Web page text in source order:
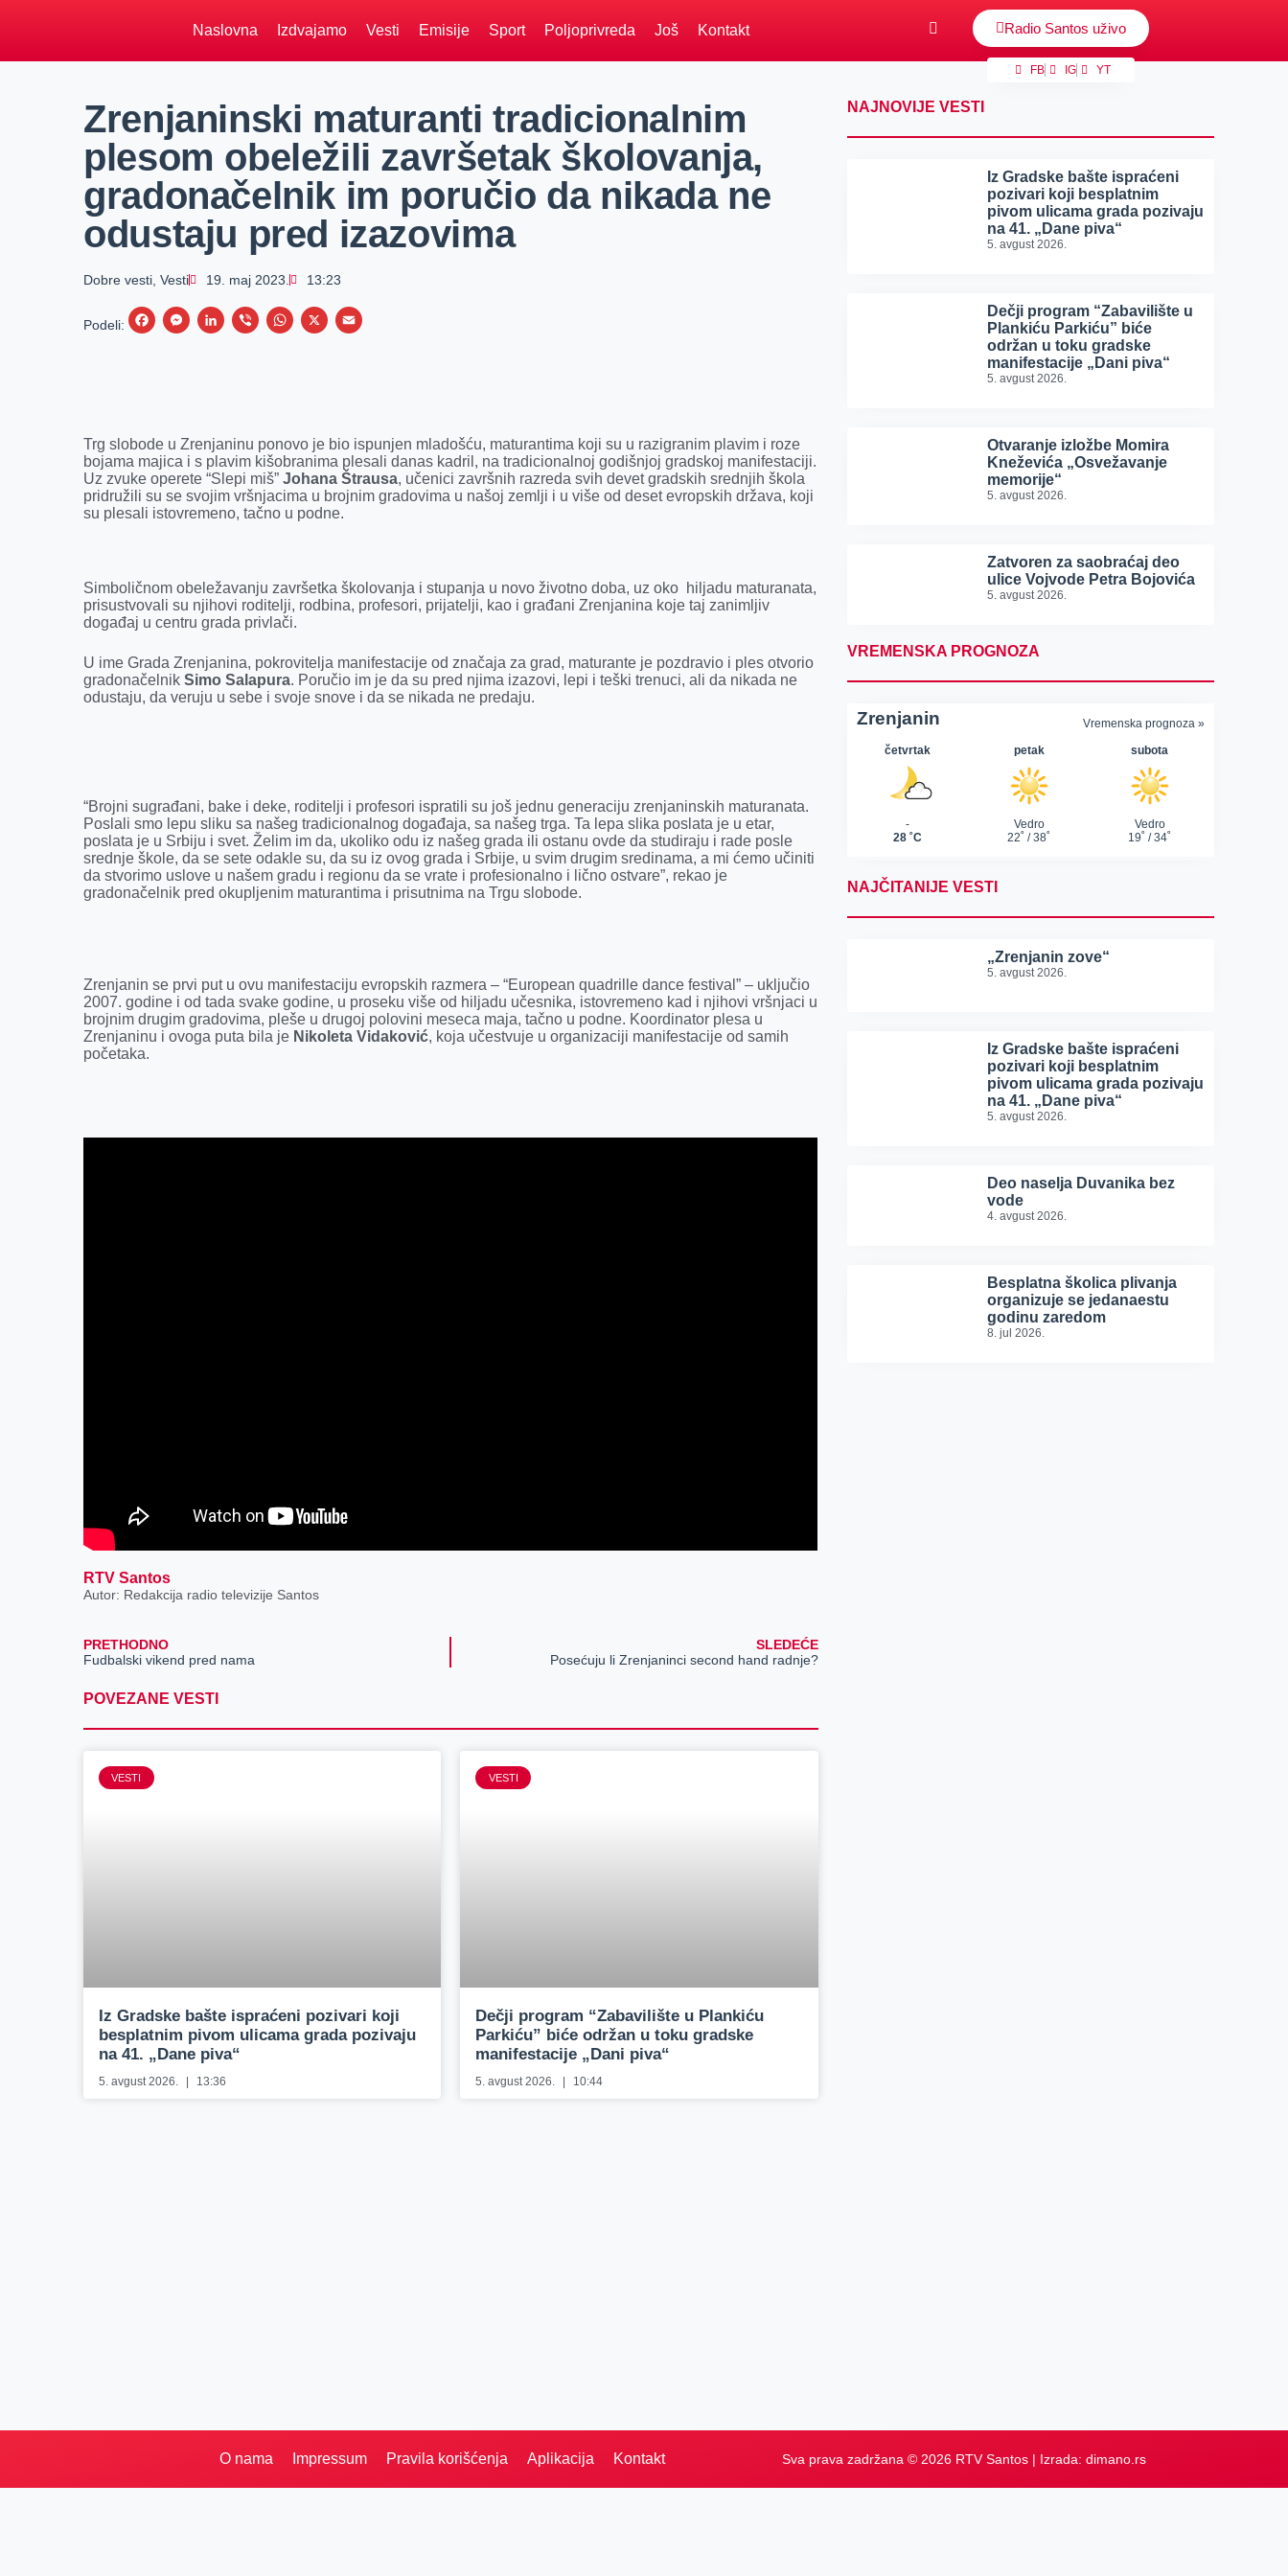
Naslovna Izdvajamo Vesti Emisije Sport Poljoprivreda Još Kontakt Radio Santos uživo
FB IG YT
Zrenjaninski maturanti tradicionalnim
plesom obeležili završetak školovanja,
gradonačelnik im poručio da nikada ne
odustaju pred izazovima
Dobre vesti ,Vesti 19. maj 2023. 13:23
Podeli:
F
o
o
k
M
n
g
e
L
d
I
n
V
W
A
p
p
X
Trg slobode u Zrenjaninu ponovo je bio ispunjen mladošću, maturantima koji su u razigranim plavim i roze
bojama majica i s plavim kišobranima plesali danas kadril, na tradicionalnoj godišnjoj gradskoj manifestaciji.
Uz zvuke operete “Slepi miš”Johana Štrausa, učenici završnih razreda svih devet gradskih srednjih škola
pridružili su se svojim vršnjacima u brojnim gradovima u našoj zemlji i u više od deset evropskih država, koji
su plesali istovremeno, tačno u podne.
Simboličnom obeležavanju završetka školovanja i stupanja u novo životno doba, uz oko hiljadu maturanata,
prisustvovali su njihovi roditelji, rodbina, profesori, prijatelji, kao i građani Zrenjanina koje taj zanimljiv
događaj u centru grada privlači.
U ime Grada Zrenjanina, pokrovitelja manifestacije od značaja za grad, maturante je pozdravio i ples otvorio
gradonačelnikSimo Salapura. Poručio im je da su pred njima izazovi, lepi i teški trenuci, ali da nikada ne
odustaju, da veruju u sebe i svoje snove i da se nikada ne predaju.
“Brojni sugrađani, bake i deke, roditelji i profesori ispratili su još jednu generaciju zrenjaninskih maturanata.
Poslali smo lepu sliku sa našeg tradicionalnog događaja, sa našeg trga. Ta lepa slika poslata je u etar,
poslata je u Srbiju i svet. Želim im da, ukoliko odu iz našeg grada ili ostanu ovde da studiraju i rade posle
srednje škole, da se sete odakle su, da su iz ovog grada i Srbije, u svim drugim sredinama, a mi ćemo učiniti
da stvorimo uslove u našem gradu i regionu da se vrate i profesionalno i lično ostvare”, rekao je
gradonačelnik pred okupljenim maturantima i prisutnima na Trgu slobode.
Zrenjanin se prvi put u ovu manifestaciju evropskih razmera – “European quadrille dance festival” – uključio
2007. godine i od tada svake godine, u proseku više od hiljadu učesnika, istovremeno kad i njihovi vršnjaci u
brojnim drugim gradovima, pleše u drugoj polovini meseca maja, tačno u podne. Koordinator plesa u
Zrenjaninu i ovoga puta bila je Nikoleta Vidaković, koja učestvuje u organizaciji manifestacije od samih
početaka.
RTV Santos
Autor: Redakcija radio televizije Santos
PRETHODNO
Fudbalski vikend pred nama
SLEDEĆE
Posećuju li Zrenjaninci second hand radnje?
POVEZANE VESTI
VESTI
Iz Gradske bašte ispraćeni pozivari koji
besplatnim pivom ulicama grada pozivaju
na 41. „Dane piva“
5. avgust 2026. 13:36
VESTI
Dečji program “Zabavilište u Plankiću
Parkiću” biće održan u toku gradske
manifestacije „Dani piva“
5. avgust 2026. 10:44
NAJNOVIJE VESTI
Iz Gradske bašte ispraćeni
pozivari koji besplatnim
pivom ulicama grada pozivaju
na 41. „Dane piva“
5. avgust 2026.
Dečji program “Zabavilište u
Plankiću Parkiću” biće
održan u toku gradske
manifestacije „Dani piva“
5. avgust 2026.
Otvaranje izložbe Momira
Kneževića „Osvežavanje
memorije“
5. avgust 2026.
Zatvoren za saobraćaj deo
ulice Vojvode Petra Bojovića
5. avgust 2026.
VREMENSKA PROGNOZA
NAJČITANIJE VESTI
„Zrenjanin zove“
5. avgust 2026.
Iz Gradske bašte ispraćeni
pozivari koji besplatnim
pivom ulicama grada pozivaju
na 41. „Dane piva“
5. avgust 2026.
Deo naselja Duvanika bez
vode
4. avgust 2026.
Besplatna školica plivanja
organizuje se jedanaestu
godinu zaredom
8. jul 2026.
O nama Impressum Pravila korišćenja Aplikacija Kontakt Sva prava zadržana © 2026 RTV Santos | Izrada: dimano.rs